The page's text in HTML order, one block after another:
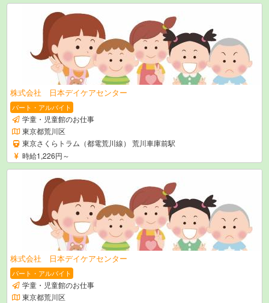
株式会社 日本デイケアセンター
パート・アルバイト
学童・児童館のお仕事
東京都荒川区
東京さくらトラム（都電荒川線） 荒川車庫前駅
時給1,226円～
株式会社 日本デイケアセンター
パート・アルバイト
学童・児童館のお仕事
東京都荒川区